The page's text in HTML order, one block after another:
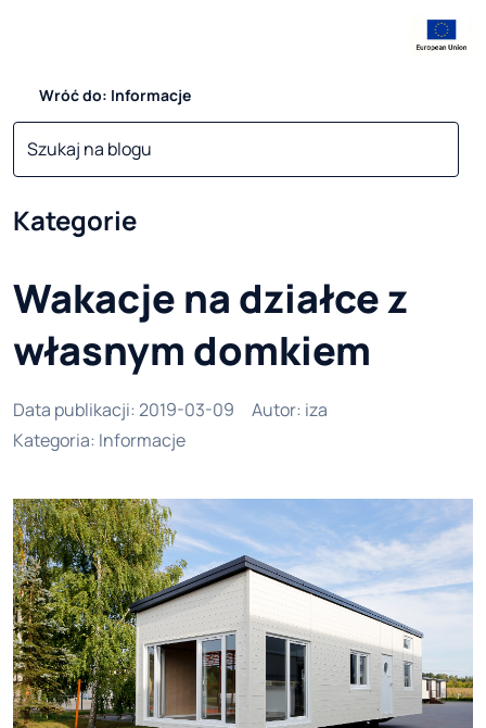
Wróć do: Informacje
Kategorie
Wakacje na działce z
własnym domkiem
Data publikacji: 2019-03-09 Autor: iza
Kategoria: Informacje